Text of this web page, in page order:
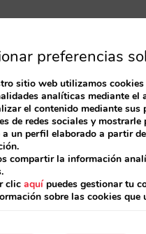
preferencias
sitio web utilizamos
analíticas mediante el
el contenido mediante sus
de redes sociales y
a un perfil elaborado a partir
compartir la información
clic aquípuedes gestionar tu
sobre las cookies que